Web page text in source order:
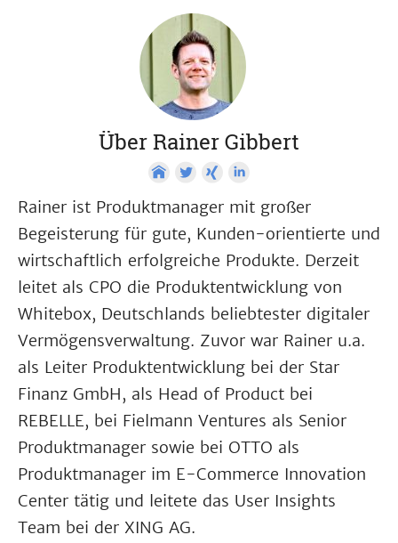
Über Rainer Gibbert
Rainer ist Produktmanager mit großer
Begeisterung für gute, Kunden-orientierte und
wirtschaftlich erfolgreiche Produkte. Derzeit
leitet als CPO die Produktentwicklung von
Whitebox, Deutschlands beliebtester digitaler
Vermögensverwaltung. Zuvor war Rainer u.a.
als Leiter Produktentwicklung bei der Star
Finanz GmbH, als Head of Product bei
REBELLE, bei Fielmann Ventures als Senior
Produktmanager sowie bei OTTO als
Produktmanager im E-Commerce Innovation
Center tätig und leitete das User Insights
Team bei der XING AG.